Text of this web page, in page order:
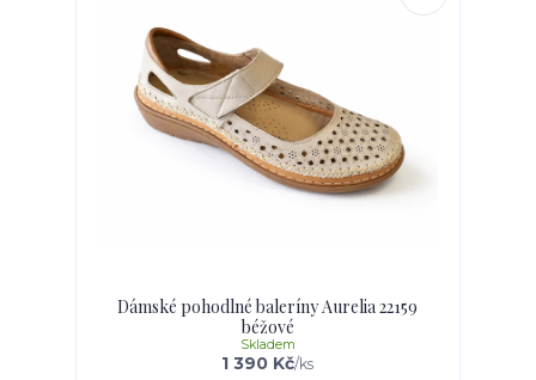
Dámské pohodlné baleríny Aurelia 22159
béžové
1 390 Kč/ks
Skladem